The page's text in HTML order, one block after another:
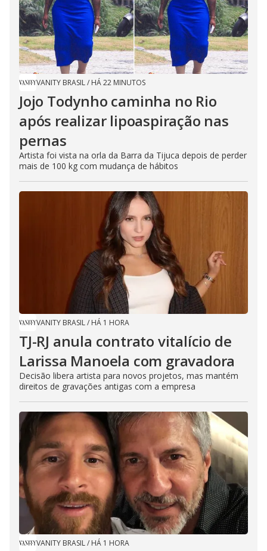
VANITY BRASIL/ HÁ 22 MINUTOS
Jojo Todynho caminha no Rio
após realizar lipoaspiração nas
pernas
Artista foi vista na orla da Barra da Tijuca depois de perder
mais de 100 kg com mudança de hábitos
VANITY BRASIL/ HÁ 1 HORA
TJ-RJ anula contrato vitalício de
Larissa Manoela com gravadora
Decisão libera artista para novos projetos, mas mantém
direitos de gravações antigas com a empresa
VANITY BRASIL/ HÁ 1 HORA